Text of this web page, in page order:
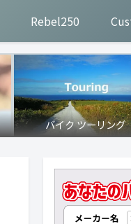
Rebel250
バイク ツーリング